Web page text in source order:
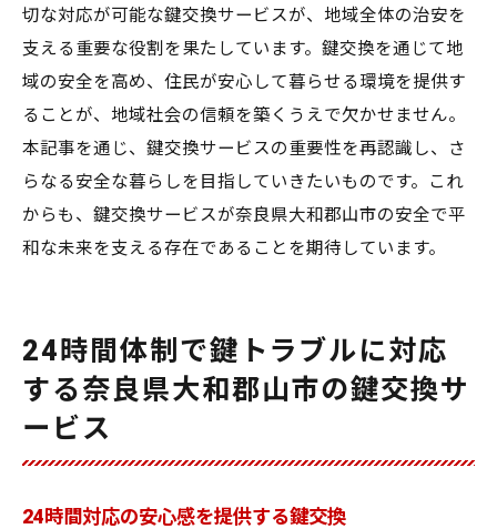
切な対応が可能な鍵交換サービスが、地域全体の治安を
支える重要な役割を果たしています。鍵交換を通じて地
域の安全を高め、住民が安心して暮らせる環境を提供す
ることが、地域社会の信頼を築くうえで欠かせません。
本記事を通じ、鍵交換サービスの重要性を再認識し、さ
らなる安全な暮らしを目指していきたいものです。これ
からも、鍵交換サービスが奈良県大和郡山市の安全で平
和な未来を支える存在であることを期待しています。
24時間体制で鍵トラブルに対応
する奈良県大和郡山市の鍵交換サ
ービス
24時間対応の安心感を提供する鍵交換